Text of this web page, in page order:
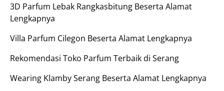
3D Parfum Lebak Rangkasbitung Beserta Alamat
Lengkapnya
Villa Parfum Cilegon Beserta Alamat Lengkapnya
Rekomendasi Toko Parfum Terbaik di Serang
Wearing Klamby Serang Beserta Alamat Lengkapnya